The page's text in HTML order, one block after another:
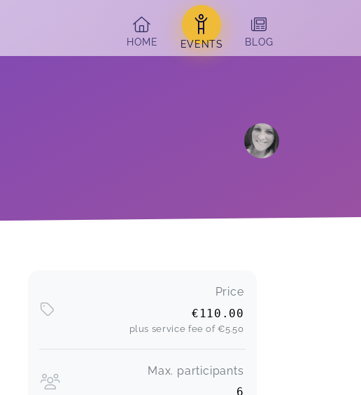
HOME
EVENTS BLOG
Price
€110.00
plus service fee of€5.50
Max. participants
6